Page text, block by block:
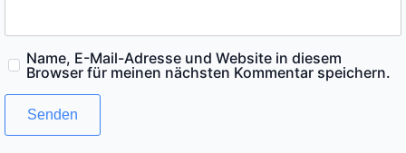
Name, E-Mail-Adresse und Website in diesem
Browser für meinen nächsten Kommentar speichern.